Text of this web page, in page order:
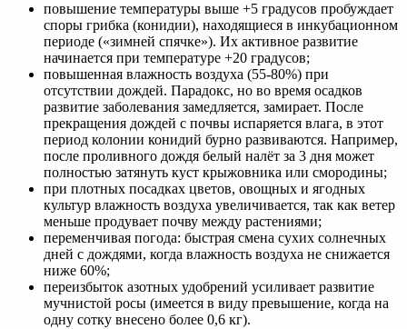
повышение температуры выше +5 градусов пробуждает
споры грибка (конидии), находящиеся в инкубационном
периоде («зимней спячке»). Их активное развитие
начинается при температуре +20 градусов;
повышенная влажность воздуха (55-80%) при
отсутствии дождей. Парадокс, но во время осадков
развитие заболевания замедляется, замирает. После
прекращения дождей с почвы испаряется влага, в этот
период колонии конидий бурно развиваются. Например,
после проливного дождя белый налёт за 3 дня может
полностью затянуть куст крыжовника или смородины;
при плотных посадках цветов, овощных и ягодных
культур влажность воздуха увеличивается, так как ветер
меньше продувает почву между растениями;
переменчивая погода: быстрая смена сухих солнечных
дней с дождями, когда влажность воздуха не снижается
ниже 60%;
переизбыток азотных удобрений усиливает развитие
мучнистой росы (имеется в виду превышение, когда на
одну сотку внесено более 0,6 кг).